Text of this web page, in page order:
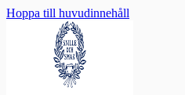
Hoppa till huvudinnehåll